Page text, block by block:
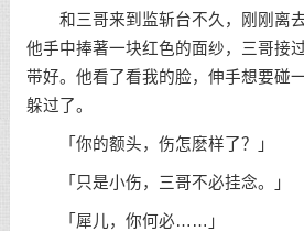
和三哥来到监斩台不久，刚刚离去
他手中捧著一块红色的面纱，三哥接
带好。他看了看我的脸，伸手想要碰
躲过了。
「你的额头，伤怎麽样了？」
「只是小伤，三哥不必挂念。」
「犀儿，你何必……」